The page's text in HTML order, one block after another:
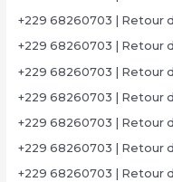
+229 68260703 | Retour
+229 68260703 | Retour
+229 68260703 | Retour
+229 68260703 | Retour
+229 68260703 | Retour
+229 68260703 | Retour
+229 68260703 | Retour